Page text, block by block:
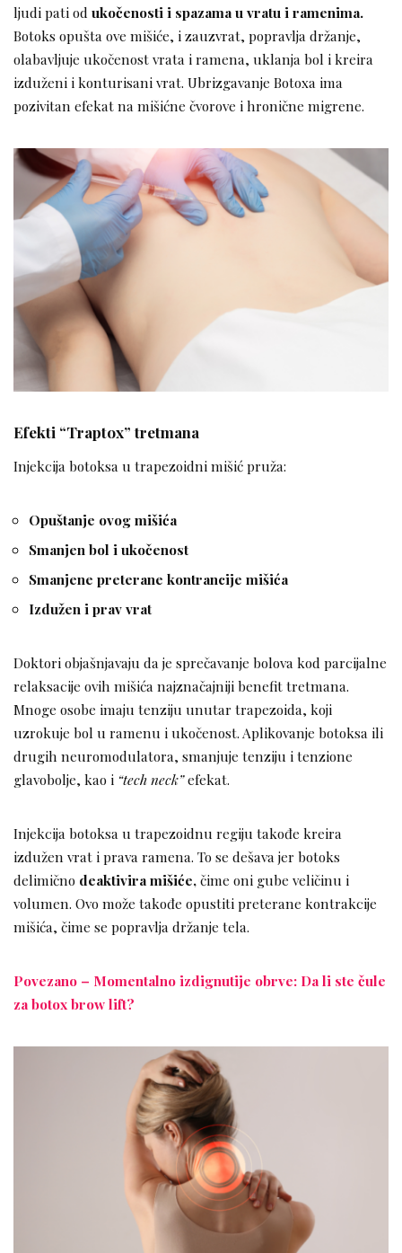
ljudi pati od ukočenosti i spazama u vratu i ramenima.
Botoks opušta ove mišiće, i zauzvrat, popravlja držanje,
olabavljuje ukočenost vrata i ramena, uklanja bol i kreira
izduženi i konturisani vrat. Ubrizgavanje Botoxa ima
pozivitan efekat na mišićne čvorove i hronične migrene.
Efekti “Traptox” tretmana
Injekcija botoksa u trapezoidni mišić pruža:
Opuštanje ovog mišića
Smanjen bol i ukočenost
Smanjene preterane kontrancije mišića
Izdužen i prav vrat
Doktori objašnjavaju da je sprečavanje bolova kod parcijalne
relaksacije ovih mišića najznačajniji benefit tretmana.
Mnoge osobe imaju tenziju unutar trapezoida, koji
uzrokuje bol u ramenu i ukočenost. Aplikovanje botoksa ili
drugih neuromodulatora, smanjuje tenziju i tenzione
glavobolje, kao i “tech neck”efekat.
Injekcija botoksa u trapezoidnu regiju takođe kreira
izdužen vrat i prava ramena. To se dešava jer botoks
delimično deaktivira mišiće,čime oni gube veličinu i
volumen. Ovo može takođe opustiti preterane kontrakcije
mišića, čime se popravlja držanje tela.
Povezano – Momentalno izdignutije obrve: Da li ste čule
za botox brow lift?